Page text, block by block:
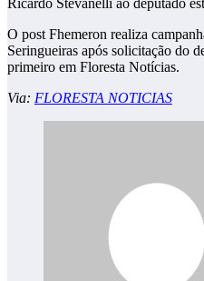
O post Fhemeron realiza
Seringueiras após solicitação do
primeiro em Floresta Notícias.
Via: FLORESTA NOTICIAS